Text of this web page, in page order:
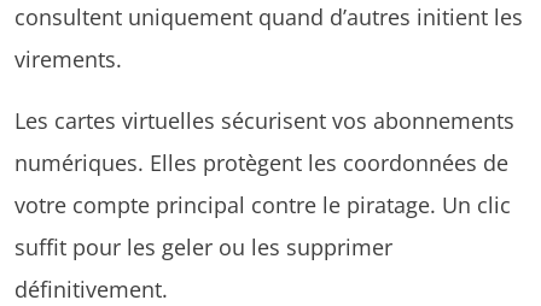
consultent uniquement quand d’autres initient les
virements.
Les cartes virtuelles sécurisent vos abonnements
numériques. Elles protègent les coordonnées de
votre compte principal contre le piratage. Un clic
suffit pour les geler ou les supprimer
définitivement.